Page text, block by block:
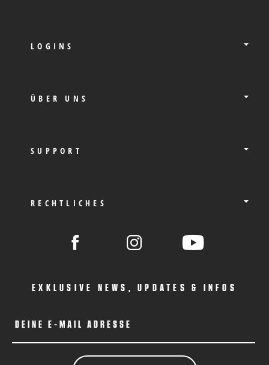
LOGINS
ÜBER UNS
SUPPORT
RECHTLICHES
EXKLUSIVE NEWS, UPDATES & INFOS
DEINE E-MAIL ADRESSE